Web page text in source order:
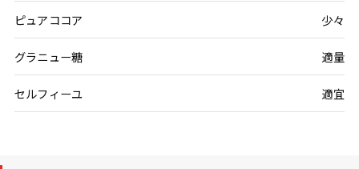
ピュアココア 少々
グラニュー糖 適量
セルフィーユ 適宜